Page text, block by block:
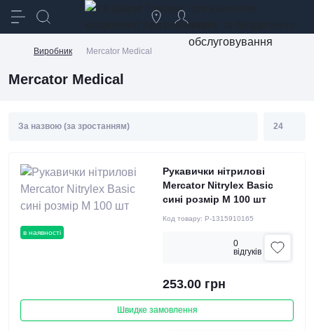
якість та бездоганне
обслуговування
Виробник Mercator Medical
Mercator Medical
в наявності
Рукавички нітрилові
Mercator Nitrylex Basic
сині розмір M 100 шт
Код товару: P-1315910165
0
вiдгукiв
253.00 грн
Швидке замовлення